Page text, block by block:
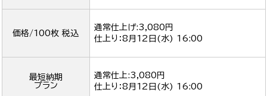
価格/100枚 税込
通常仕上げ:3,080円
仕上り：8月12日(水) 16:00
最短納期
プラン
通常仕上:3,080円
仕上り：8月12日(水) 16:00